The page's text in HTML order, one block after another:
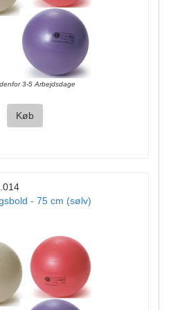
3-5 Arbejdsdage
Køb
- 75 cm (sølv)